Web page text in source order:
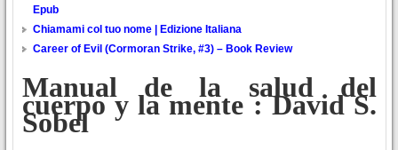
Epub
Chiamami col tuo nome | Edizione Italiana
Career of Evil (Cormoran Strike, #3) – Book Review
Manual de la salud del
cuerpo y la mente : David S.
Sobel